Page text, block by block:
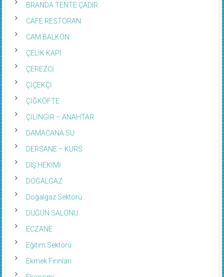
BRANDA TENTE ÇADIR
CAFE RESTORAN
CAM BALKON
ÇELİK KAPI
ÇEREZCİ
ÇİÇEKÇİ
ÇİĞKÖFTE
ÇİLİNGİR – ANAHTAR
DAMACANA SU
DERSANE – KURS
DIŞ HEKİMİ
DOĞALGAZ
Doğalgaz Sektörü
DÜĞÜN SALONU
ECZANE
Eğitim Sektörü
Ekmek Fırınları